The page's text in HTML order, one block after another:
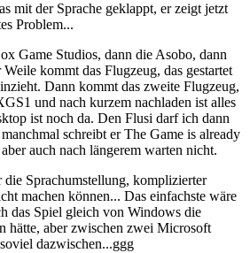
mit der Sprache geklappt, er zeigt jetzt
Problem...
Game Studios, dann die Asobo, dann
kommt das Flugzeug, das gestartet
Dann kommt das zweite Flugzeug,
und nach kurzem nachladen ist alles
ist noch da. Den Flusi darf ich dann
schreibt er The Game is already
auch nach längerem warten nicht.
Sprachumstellung, komplizierter
machen können... Das einfachste wäre
das Spiel gleich von Windows die
hätte, aber zwischen zwei Microsoft
dazwischen...ggg